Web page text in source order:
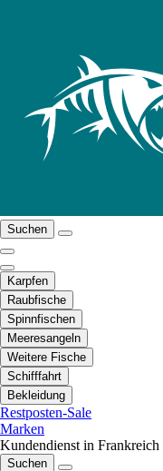
Suchen
Karpfen
Raubfische
Spinnfischen
Meeresangeln
Weitere Fische
Schifffahrt
Bekleidung
Restposten-Sale
Marken
Kundendienst in Frankreich
Suchen